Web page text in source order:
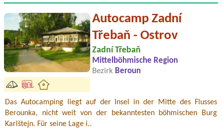
Autocamp Zadní
Třebaň - Ostrov
Zadní Třebaň
Mittelböhmische Region
Bezirk Beroun
Das Autocamping liegt auf der Insel in der Mitte des Flusses
Berounka, nicht weit von der bekanntesten böhmischen Burg
Karlštejn. Für seine Lage i..